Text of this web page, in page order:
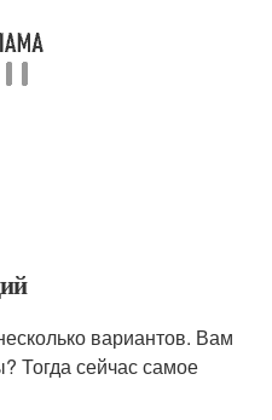
вариантов. Вам
Тогда сейчас самое